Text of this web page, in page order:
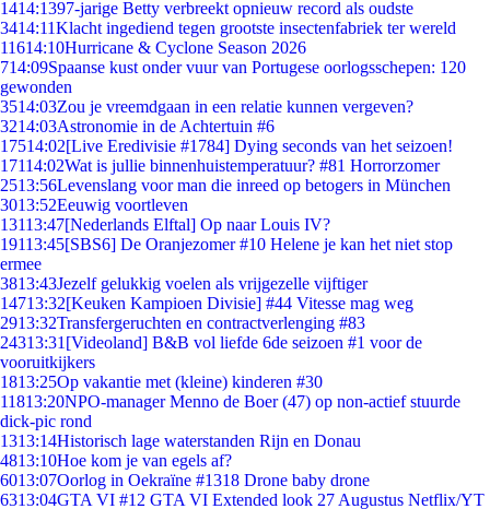
1414:1397-jarige Betty verbreekt opnieuw record als oudste
3414:11Klacht ingediend tegen grootste insectenfabriek ter wereld
11614:10Hurricane & Cyclone Season 2026
714:09Spaanse kust onder vuur van Portugese oorlogsschepen: 120
gewonden
3514:03Zou je vreemdgaan in een relatie kunnen vergeven?
3214:03Astronomie in de Achtertuin #6
17514:02[Live Eredivisie #1784] Dying seconds van het seizoen!
17114:02Wat is jullie binnenhuistemperatuur? #81 Horrorzomer
2513:56Levenslang voor man die inreed op betogers in München
3013:52Eeuwig voortleven
13113:47[Nederlands Elftal] Op naar Louis IV?
19113:45[SBS6] De Oranjezomer #10 Helene je kan het niet stop
ermee
3813:43Jezelf gelukkig voelen als vrijgezelle vijftiger
14713:32[Keuken Kampioen Divisie] #44 Vitesse mag weg
2913:32Transfergeruchten en contractverlenging #83
24313:31 [Videoland] B&B vol liefde 6de seizoen #1 voor de
vooruitkijkers
1813:25Op vakantie met (kleine) kinderen #30
11813:20NPO-manager Menno de Boer (47) op non-actief stuurde
dick-pic rond
1313:14Historisch lage waterstanden Rijn en Donau
4813:10Hoe kom je van egels af?
6013:07Oorlog in Oekraïne #1318 Drone baby drone
6313:04GTA VI #12 GTA VI Extended look 27 Augustus Netflix/YT